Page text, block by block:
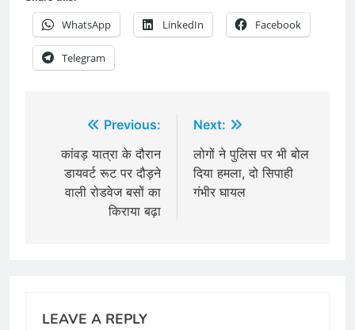
WhatsApp LinkedIn Facebook
Telegram
navigation
Previous:
कांवड़ यात्रा के दौरान
डायवर्ट रूट पर दौड़ने
वाली रोडवेज बसों का
किराया बढ़ा
Next:
लोगों ने पुलिस पर भी बोल
दिया हमला, दो सिपाही
गंभीर घायल
LEAVE A REPLY